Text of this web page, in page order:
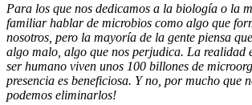
Para los que nos dedicamos a la biología o la
familiar hablar de microbios como algo que
nosotros, pero la mayoría de la gente piensa
algo malo, algo que nos perjudica. La realidad
ser humano viven unos 100 billones de
presencia es beneficiosa. Y no, por mucho que
podemos eliminarlos!